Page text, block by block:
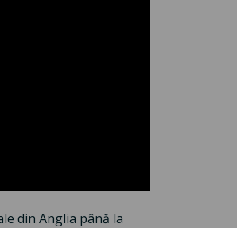
din Anglia până la